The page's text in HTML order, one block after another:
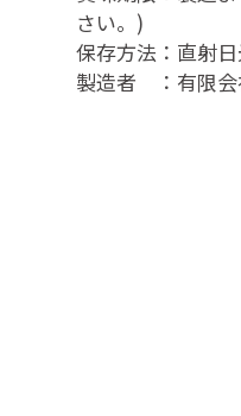
さい。)
保存方法：直射
製造者 ：有限会